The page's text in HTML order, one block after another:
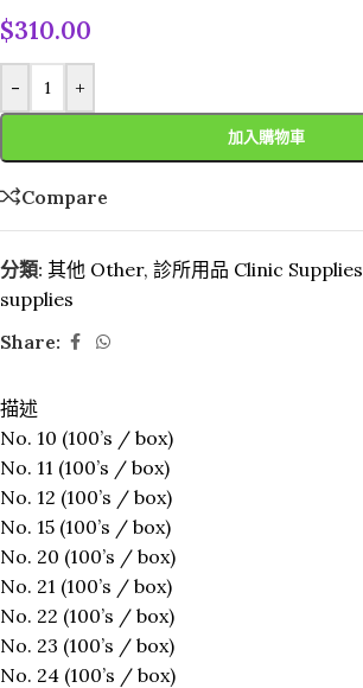
$310.00
- +
加入購物車
Compare
分類: 其他 Other, 診所用品 Clinic Supplies
supplies
Share:
描述
No. 10 (100’s / box)
No. 11 (100’s / box)
No. 12 (100’s / box)
No. 15 (100’s / box)
No. 20 (100’s / box)
No. 21 (100’s / box)
No. 22 (100’s / box)
No. 23 (100’s / box)
No. 24 (100’s / box)